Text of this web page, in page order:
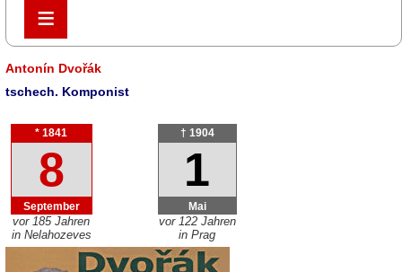
≡
≡
Antonín Dvořák
tschech. Komponist
* 1841
8
September
vor 185 Jahren
in Nelahozeves
† 1904
1
Mai
vor 122 Jahren
in Prag